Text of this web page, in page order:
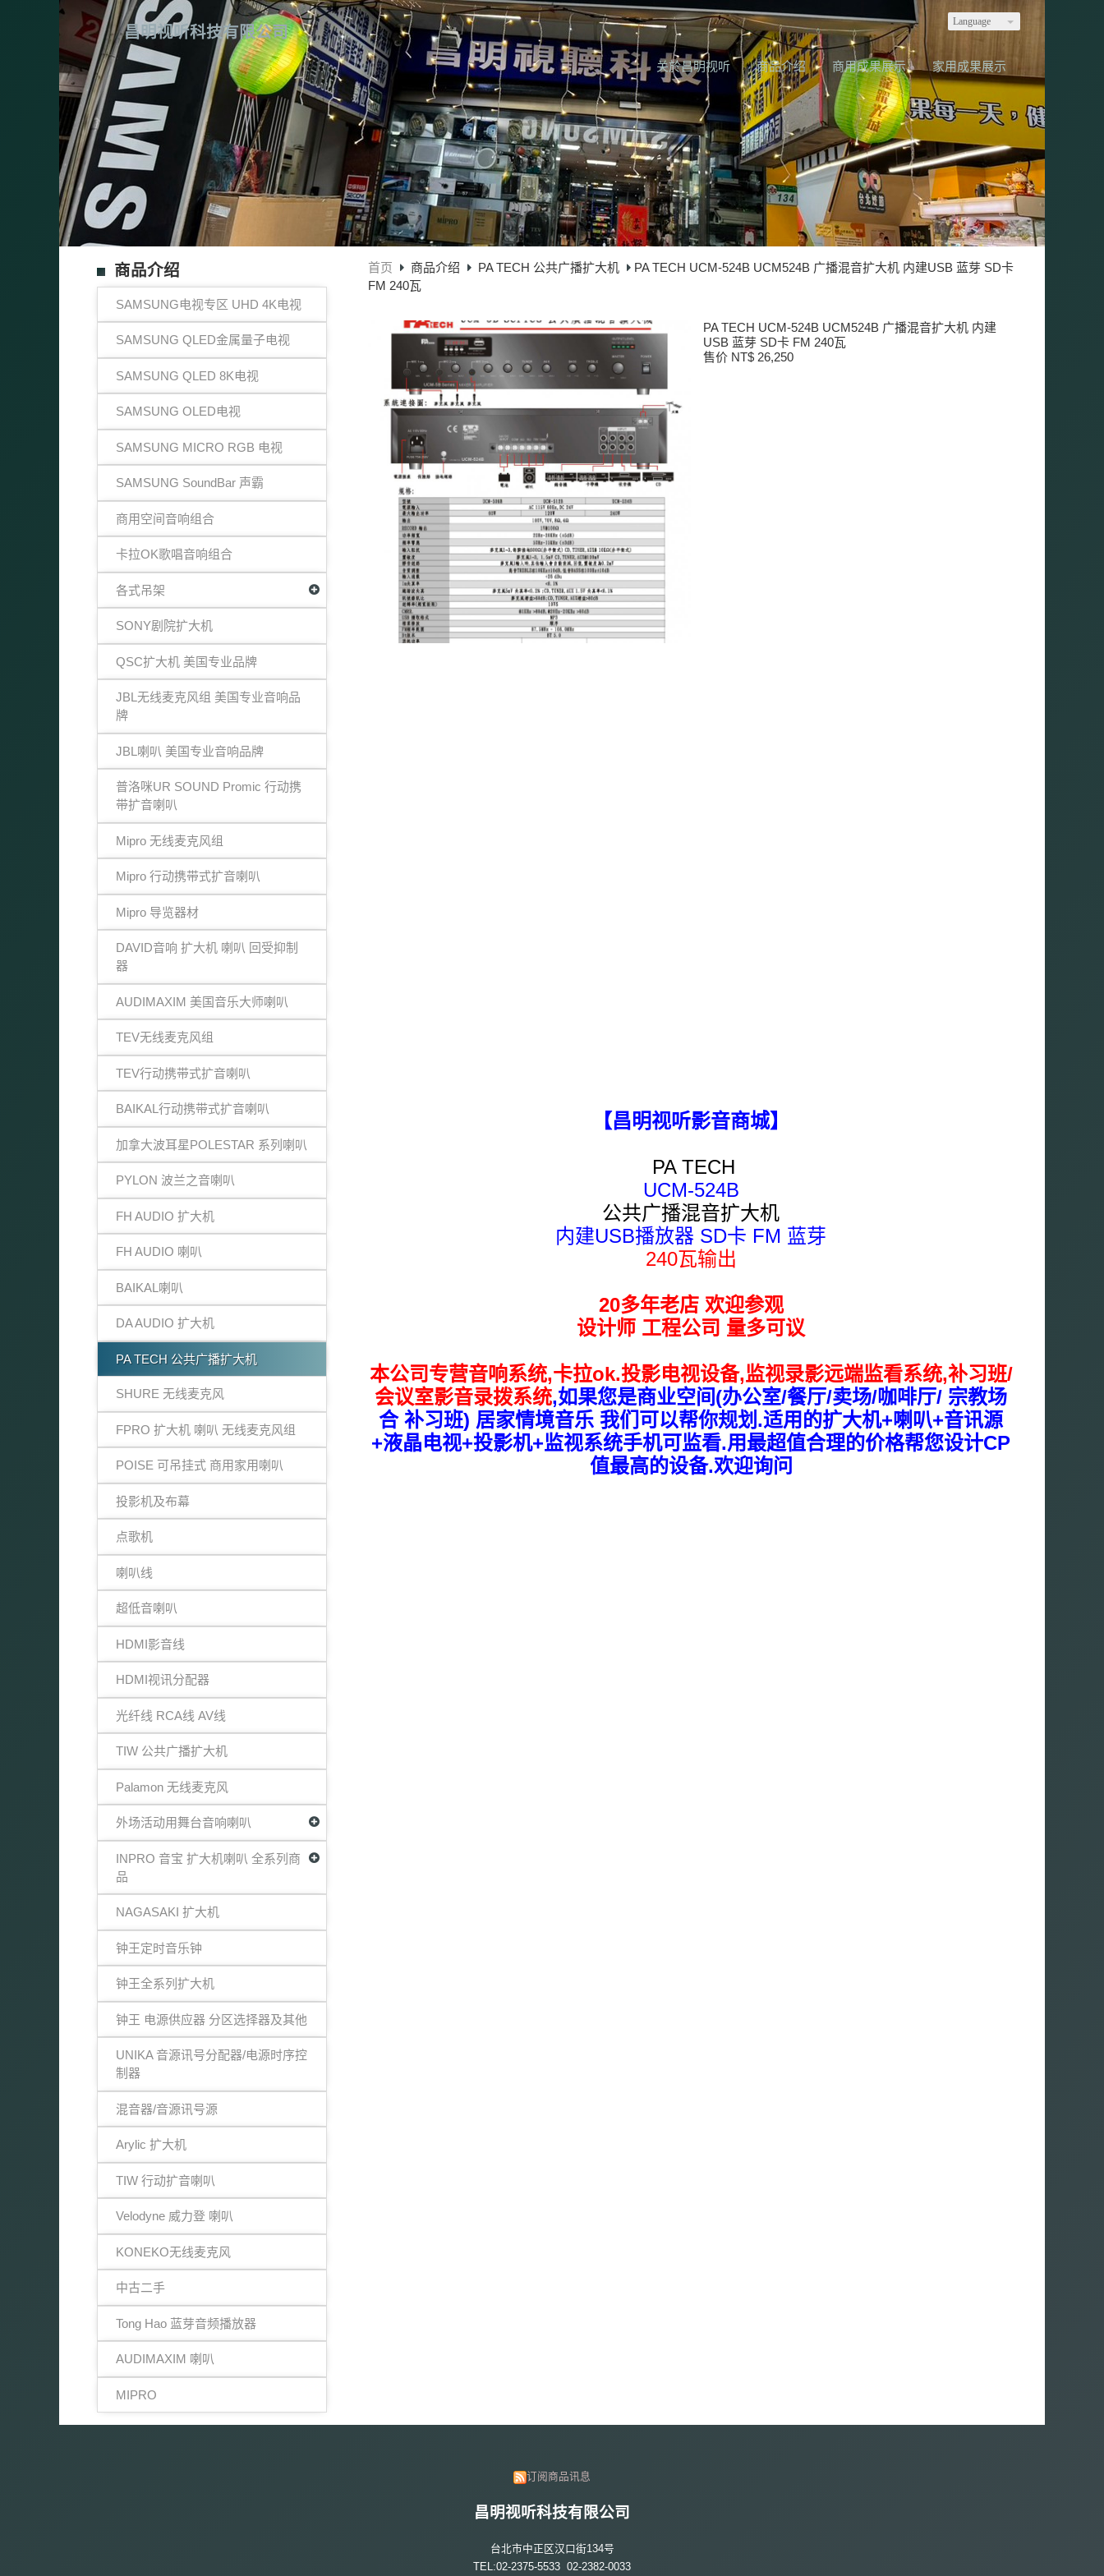
Language
昌明视听科技有限公司
关於昌明视听 商品介绍 商用成果展示 家用成果展示
商品介绍
SAMSUNG电视专区 UHD 4K电视
SAMSUNG QLED金属量子电视
SAMSUNG QLED 8K电视
SAMSUNG OLED电视
SAMSUNG MICRO RGB 电视
SAMSUNG SoundBar 声霸
商用空间音响组合
卡拉OK歌唱音响组合
各式吊架
SONY剧院扩大机
QSC扩大机 美国专业品牌
JBL无线麦克风组 美国专业音响品
牌
JBL喇叭 美国专业音响品牌
普洛咪UR SOUND Promic 行动携
带扩音喇叭
Mipro 无线麦克风组
Mipro 行动携带式扩音喇叭
Mipro 导览器材
DAVID音响 扩大机 喇叭 回受抑制
器
AUDIMAXIM 美国音乐大师喇叭
TEV无线麦克风组
TEV行动携带式扩音喇叭
BAIKAL行动携带式扩音喇叭
加拿大波耳星POLESTAR 系列喇叭
PYLON 波兰之音喇叭
FH AUDIO 扩大机
FH AUDIO 喇叭
BAIKAL喇叭
DA AUDIO 扩大机
PA TECH 公共广播扩大机
SHURE 无线麦克风
FPRO 扩大机 喇叭 无线麦克风组
POISE 可吊挂式 商用家用喇叭
投影机及布幕
点歌机
喇叭线
超低音喇叭
HDMI影音线
HDMI视讯分配器
光纤线 RCA线 AV线
TIW 公共广播扩大机
Palamon 无线麦克风
外场活动用舞台音响喇叭
INPRO 音宝 扩大机喇叭 全系列商
品
NAGASAKI 扩大机
钟王定时音乐钟
钟王全系列扩大机
钟王 电源供应器 分区选择器及其他
UNIKA 音源讯号分配器/电源时序控
制器
混音器/音源讯号源
Arylic 扩大机
TIW 行动扩音喇叭
Velodyne 威力登 喇叭
KONEKO无线麦克风
中古二手
Tong Hao 蓝芽音频播放器
AUDIMAXIM 喇叭
MIPRO
首页 商品介绍 PA TECH 公共广播扩大机
PA TECH UCM-524B UCM524B 广播混音扩大机 内建USB 蓝芽 SD卡
FM 240瓦
PA TECH UCM-524B UCM524B 广播混音扩大机 内建
USB 蓝芽 SD卡 FM 240瓦
售价 NT$ 26,250
【昌明视听影音商城】
PA TECH
UCM-524B
公共广播混音扩大机
内建USB播放器 SD卡 FM 蓝芽
240瓦输出
20多年老店 欢迎参观
设计师 工程公司 量多可议
本公司专营音响系统,卡拉ok.投影电视设备,监视录影远端监看系统,补习班/
会议室影音录拨系统,如果您是商业空间(办公室/餐厅/卖场/咖啡厅/ 宗教场
合 补习班) 居家情境音乐 我们可以帮你规划.适用的扩大机+喇叭+音讯源
+液晶电视+投影机+监视系统手机可监看.用最超值合理的价格帮您设计CP
值最高的设备.欢迎询问
订阅商品讯息
昌明视听科技有限公司
台北市中正区汉口街134号
TEL:02-2375-5533 02-2382-0033